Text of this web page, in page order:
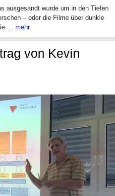
ausgesandt wurde um in den Tiefen
– oder die Filme über dunkle
… mehr
von Kevin